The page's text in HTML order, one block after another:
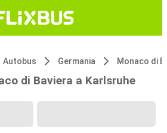
Autobus Germania Monaco di
di Baviera a Karlsruhe